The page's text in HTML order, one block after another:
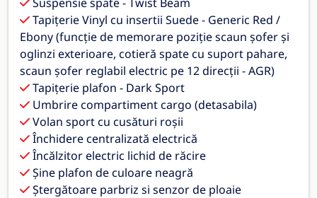
Tapițerie Vinyl cu insertii Suede - Generic Red /
Ebony (funcție de memorare poziție scaun șofer și
oglinzi exterioare, cotieră spate cu suport pahare,
scaun șofer reglabil electric pe 12 direcții - AGR)
Tapițerie plafon - Dark Sport
Umbrire compartiment cargo (detasabila)
Volan sport cu cusături roșii
Închidere centralizată electrică
Încălzitor electric lichid de răcire
Șine plafon de culoare neagră
Ștergătoare parbriz si senzor de ploaie